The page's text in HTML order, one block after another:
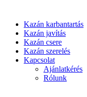
Kazán karbantartás
Kazán javítás
Kazán csere
Kazán szerelés
Kapcsolat
Ajánlatkérés
Rólunk